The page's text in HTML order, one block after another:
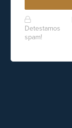
Detestamos
spam!